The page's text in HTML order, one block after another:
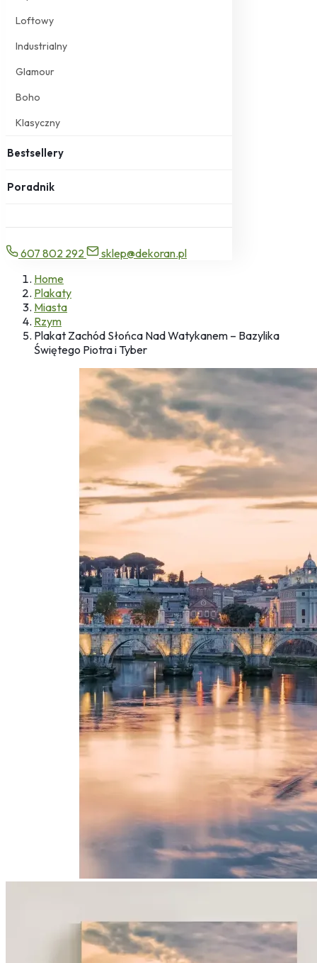
Loftowy
Industrialny
Glamour
Boho
Klasyczny
Bestsellery
Poradnik
607 802 292
sklep@dekoran.pl
Home
Plakaty
Miasta
Rzym
Plakat Zachód Słońca Nad Watykanem – Bazylika
Świętego Piotra i Tyber